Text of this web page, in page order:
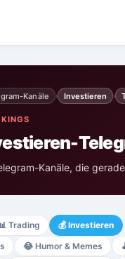
Kanäle › Investieren ›
Kanäle, die
Trading 💰 Investieren
😂 Humor & Memes